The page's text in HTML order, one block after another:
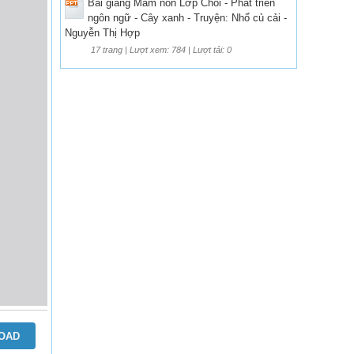
Bài giảng Mầm non Lớp Chồi - Phát triển
ngôn ngữ - Cây xanh - Truyện: Nhổ củ cải -
Nguyễn Thị Hợp
17 trang | Lượt xem: 784 | Lượt tải: 0